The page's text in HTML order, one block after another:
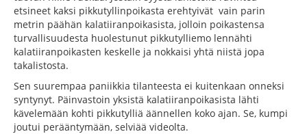
etsineet kaksi pikkutyllinpoikasta erehtyivät vain parin
metrin päähän kalatiiranpoikasista, jolloin poikastensa
turvallisuudesta huolestunut pikkutylliemo lennähti
kalatiiranpoikasten keskelle ja nokkaisi yhtä niistä jopa
takalistosta.
Sen suurempaa paniikkia tilanteesta ei kuitenkaan onneksi
syntynyt. Päinvastoin yksistä kalatiiranpoikasista lähti
kävelemään kohti pikkutylliä äännellen koko ajan. Se, kumpi
joutui perääntymään, selviää videolta.